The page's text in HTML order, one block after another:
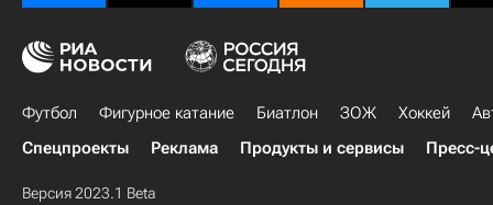
Футбол Фигурное катание Биатлон ЗОЖ Хоккей
Спецпроекты
Реклама Продукты и сервисы Пресс-
Версия 2023.1 Beta